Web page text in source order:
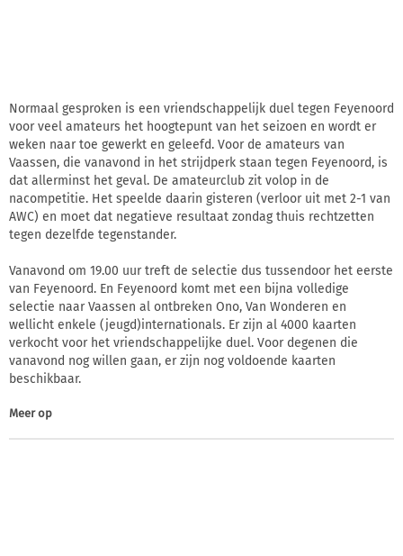
Normaal gesproken is een vriendschappelijk duel tegen Feyenoord
voor veel amateurs het hoogtepunt van het seizoen en wordt er
weken naar toe gewerkt en geleefd. Voor de amateurs van
Vaassen, die vanavond in het strijdperk staan tegen Feyenoord, is
dat allerminst het geval. De amateurclub zit volop in de
nacompetitie. Het speelde daarin gisteren (verloor uit met 2-1 van
AWC) en moet dat negatieve resultaat zondag thuis rechtzetten
tegen dezelfde tegenstander.
Vanavond om 19.00 uur treft de selectie dus tussendoor het eerste
van Feyenoord. En Feyenoord komt met een bijna volledige
selectie naar Vaassen al ontbreken Ono, Van Wonderen en
wellicht enkele (jeugd)internationals. Er zijn al 4000 kaarten
verkocht voor het vriendschappelijke duel. Voor degenen die
vanavond nog willen gaan, er zijn nog voldoende kaarten
beschikbaar.
Meer op